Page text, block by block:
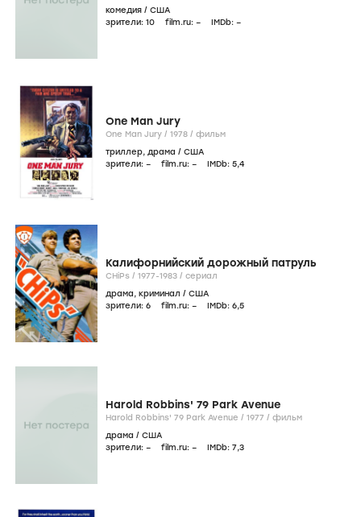
комедия / США
зрители: 10 film.ru: – IMDb: –
One Man Jury
One Man Jury / 1978 / фильм
триллер, драма / США
зрители: – film.ru: – IMDb: 5,4
Калифорнийский дорожный патруль
CHiPs / 1977-1983 / сериал
драма, криминал / США
зрители: 6 film.ru: – IMDb: 6,5
Harold Robbins' 79 Park Avenue
Harold Robbins' 79 Park Avenue / 1977 / фильм
драма / США
зрители: – film.ru: – IMDb: 7,3